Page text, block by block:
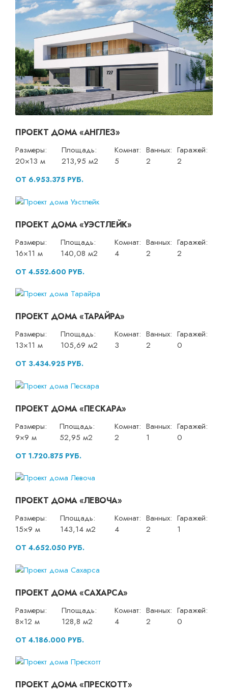
ПРОЕКТ ДОМА «АНГЛЕЗ»
Размеры:
20×13 м
Площадь:
213,95 м2
Комнат:
5
Ванных:
2
Гаражей:
2
ОТ 6.953.375 РУБ.
ПРОЕКТ ДОМА «УЭСТЛЕЙК»
Размеры:
16×11 м
Площадь:
140,08 м2
Комнат:
4
Ванных:
2
Гаражей:
2
ОТ 4.552.600 РУБ.
ПРОЕКТ ДОМА «ТАРАЙРА»
Размеры:
13×11 м
Площадь:
105,69 м2
Комнат:
3
Ванных:
2
Гаражей:
0
ОТ 3.434.925 РУБ.
ПРОЕКТ ДОМА «ПЕСКАРА»
Размеры:
9×9 м
Площадь:
52,95 м2
Комнат:
2
Ванных:
1
Гаражей:
0
ОТ 1.720.875 РУБ.
ПРОЕКТ ДОМА «ЛЕВОЧА»
Размеры:
15×9 м
Площадь:
143,14 м2
Комнат:
4
Ванных:
2
Гаражей:
1
ОТ 4.652.050 РУБ.
ПРОЕКТ ДОМА «САХАРСА»
Размеры:
8×12 м
Площадь:
128,8 м2
Комнат:
4
Ванных:
2
Гаражей:
0
ОТ 4.186.000 РУБ.
ПРОЕКТ ДОМА «ПРЕСКОТТ»